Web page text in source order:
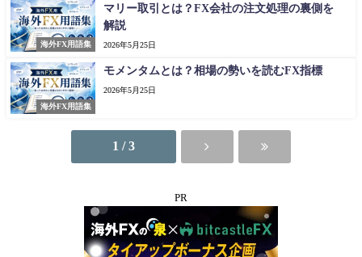
海外FX用語集
マリー取引とは？FX会社の注文処理の裏側を
解説
2026年5月25日
海外FX用語集
モメンタムとは？相場の勢いを読むFX指標
2026年5月25日
1 / 3
PR